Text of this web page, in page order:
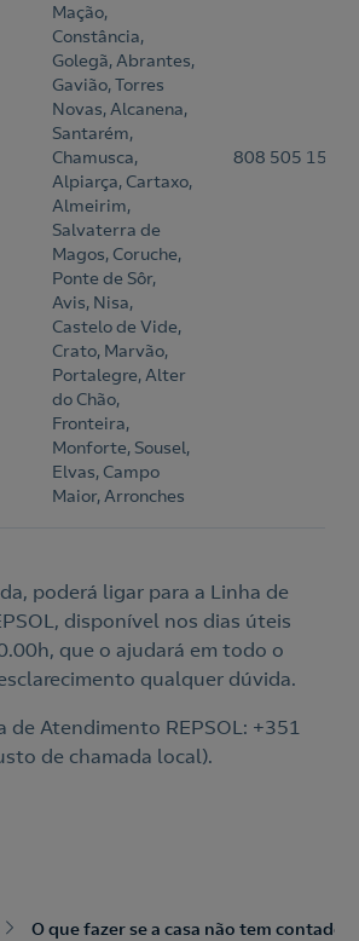
Mação,
Constância,
Golegã, Abrantes,
Gavião, Torres
Novas, Alcanena,
Santarém,
Chamusca,
Alpiarça, Cartaxo,
Almeirim,
Salvaterra de
Magos, Coruche,
Ponte de Sôr,
Avis, Nisa,
Castelo de Vide,
Crato, Marvão,
Portalegre, Alter
do Chão,
Fronteira,
Monforte, Sousel,
Elvas, Campo
Maior, Arronches
808 505 152
poderá ligar para a Linha de
disponível nos dias úteis
que o ajudará em todo o
qualquer dúvida.
de Atendimento REPSOL: +351
de chamada local).
O que fazer se a casa não tem contador